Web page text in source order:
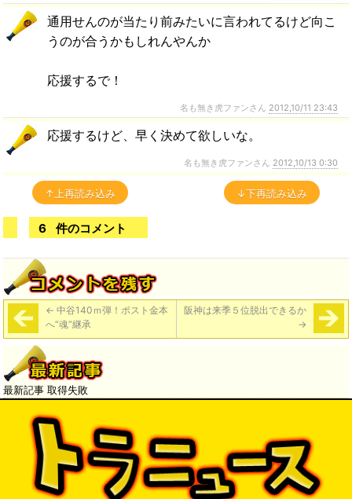
通用せんのが当たり前みたいに言われてるけど向こ
うのが合うかもしれんやんか
応援するで！
名も無き虎ファンさん 2012,10/11 23:43
応援するけど、早く決めて欲しいな。
名も無き虎ファンさん 2012,10/13 0:30
↑上再読み込み ↓下再読み込み
6 件のコメント
← 中谷140ｍ弾！ポスト金本
へ“魂”継承
阪神は来季５位脱出できるか
→
最新記事 取得失敗